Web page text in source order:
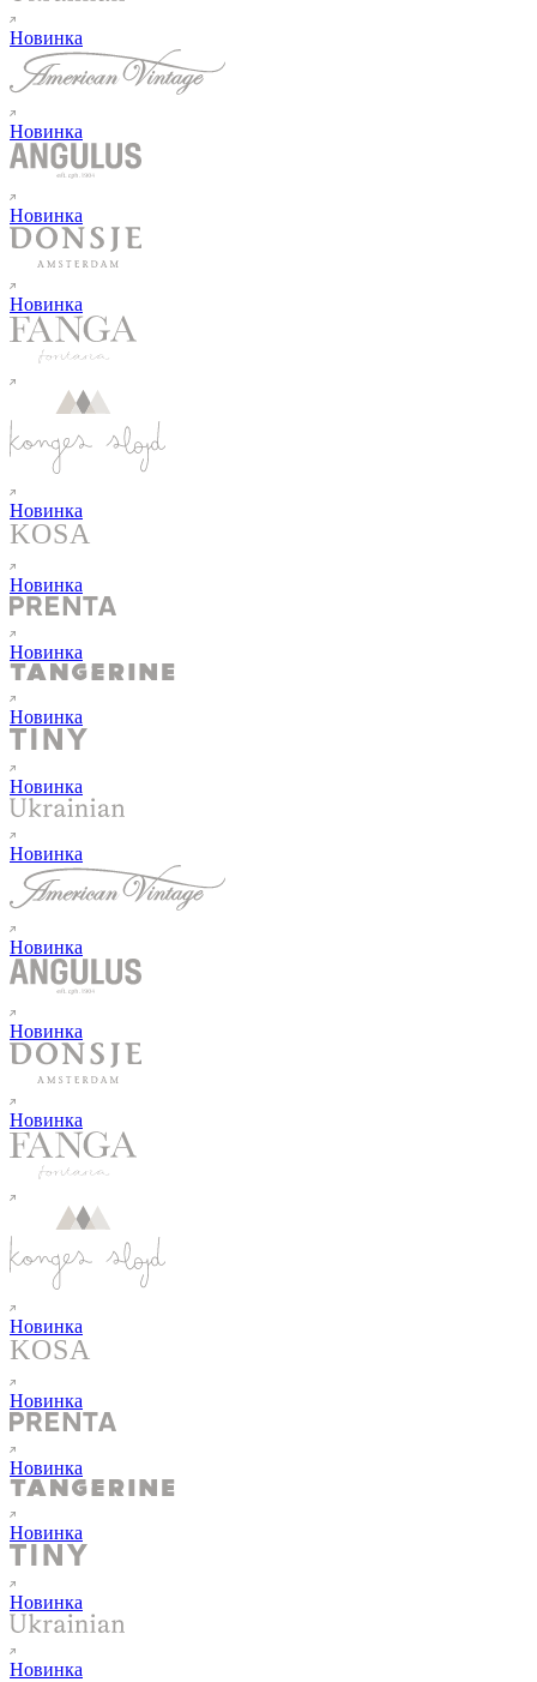
Новинка
Новинка
Новинка
Новинка
Новинка
Новинка
Новинка
Новинка
Новинка
Новинка
Новинка
Новинка
Новинка
Новинка
Новинка
Новинка
Новинка
Новинка
Новинка